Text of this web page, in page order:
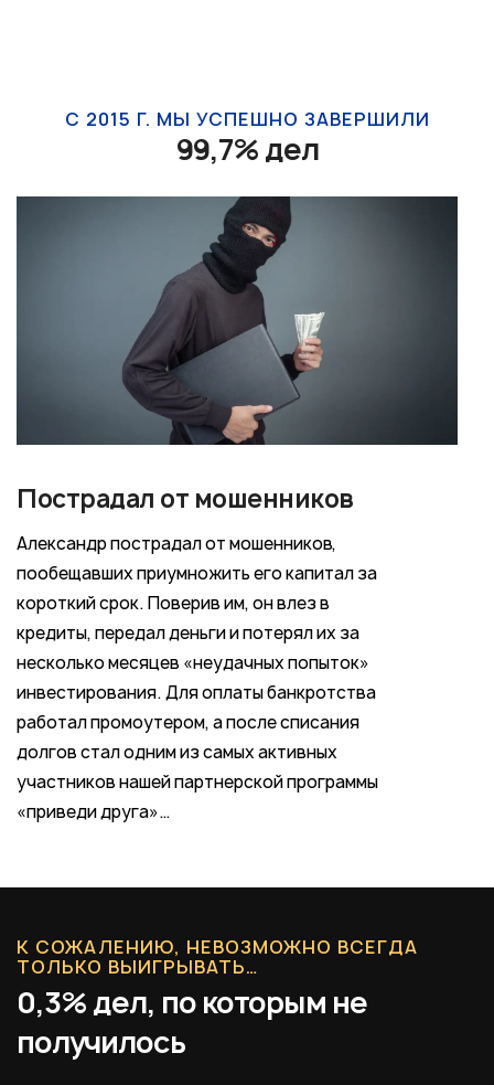
С 2015 Г. МЫ УСПЕШНО ЗАВЕРШИЛИ
99,7% дел
Пострадал от мошенников
Александр пострадал от мошенников,
пообещавших приумножить его капитал за
короткий срок. Поверив им, он влез в
кредиты, передал деньги и потерял их за
несколько месяцев «неудачных попыток»
инвестирования. Для оплаты банкротства
работал промоутером, а после списания
долгов стал одним из самых активных
участников нашей партнерской программы
«приведи друга»…
К СОЖАЛЕНИЮ, НЕВОЗМОЖНО ВСЕГДА
ТОЛЬКО ВЫИГРЫВАТЬ…
0,3% дел, по которым не
получилось